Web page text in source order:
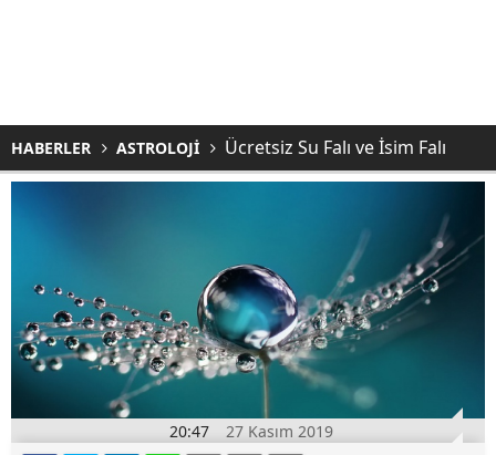
HABERLER ASTROLOJİ Ücretsiz Su Falı ve İsim Falı
20:47 27 Kasım 2019